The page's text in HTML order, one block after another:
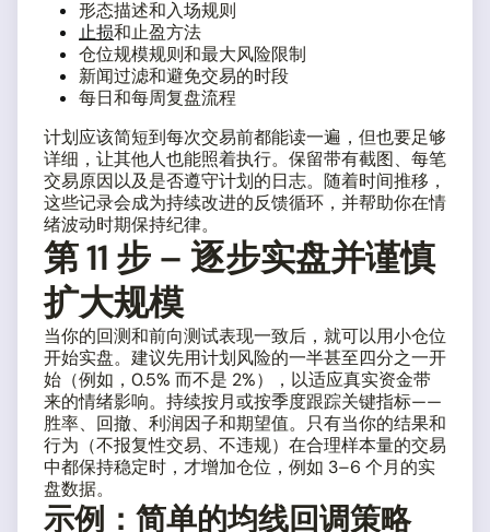
形态描述和入场规则
止损和止盈方法
仓位规模规则和最大风险限制
新闻过滤和避免交易的时段
每日和每周复盘流程
计划应该简短到每次交易前都能读一遍，但也要足够
详细，让其他人也能照着执行。保留带有截图、每笔
交易原因以及是否遵守计划的日志。随着时间推移，
这些记录会成为持续改进的反馈循环，并帮助你在情
绪波动时期保持纪律。
第 11 步 – 逐步实盘并谨慎
扩大规模
当你的回测和前向测试表现一致后，就可以用小仓位
开始实盘。建议先用计划风险的一半甚至四分之一开
始（例如，0.5% 而不是 2%），以适应真实资金带
来的情绪影响。持续按月或按季度跟踪关键指标——
胜率、回撤、利润因子和期望值。只有当你的结果和
行为（不报复性交易、不违规）在合理样本量的交易
中都保持稳定时，才增加仓位，例如 3–6 个月的实
盘数据。
示例：简单的均线回调策略